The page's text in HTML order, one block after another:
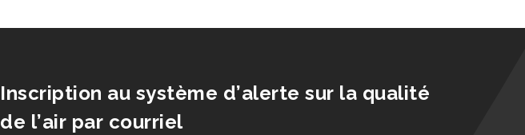
Inscription au système d’alerte sur la qualité
de l’air par courriel